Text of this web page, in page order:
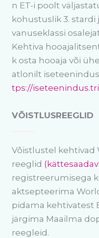
n ET-i poolt
kohustuslik 3. stardi
vanuseklassi
Kehtiva
k osta hooaja või
atlonilt
tps://
VÕISTLUSREEGLID
Võistlustel kehtivad
reeglid
registreerumisega
aktsepteerima
pidama kehtivatest
järgima Maailma
reegleid.